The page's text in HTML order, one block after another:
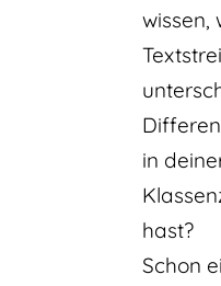
wissen,
in
hast?
Schon